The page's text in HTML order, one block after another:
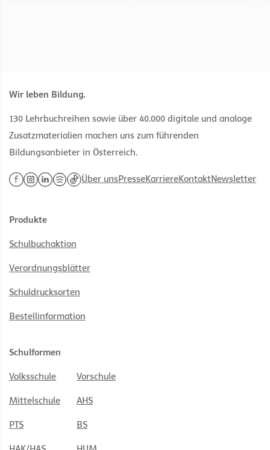
Wir leben Bildung.
130 Lehrbuchreihen sowie über 40.000 digitale und analoge
Zusatzmaterialien machen uns zum führenden
Bildungsanbieter in Österreich.
Über unsPresseKarriereKontaktNewsletter
Produkte
Schulbuchaktion
Verordnungsblätter
Schuldrucksorten
Bestellinformation
Schulformen
Volksschule Vorschule
Mittelschule AHS
PTS BS